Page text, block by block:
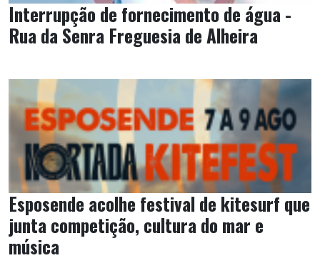
Interrupção de fornecimento de água -
Rua da Senra Freguesia de Alheira
Esposende acolhe festival de kitesurf que
junta competição, cultura do mar e
música